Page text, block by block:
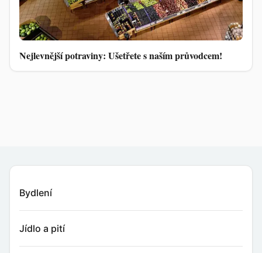
Nejlevnější potraviny: Ušetřete s naším průvodcem!
Bydlení
Jídlo a pití